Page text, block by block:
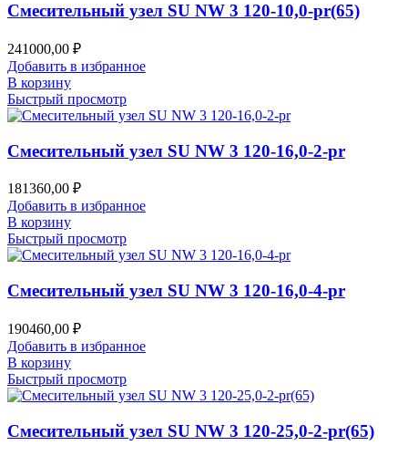
Смесительный узел SU NW 3 120-10,0-pr(65)
241000,00 ₽
Добавить в избранное
В корзину
Быстрый просмотр
Смесительный узел SU NW 3 120-16,0-2-pr
181360,00 ₽
Добавить в избранное
В корзину
Быстрый просмотр
Смесительный узел SU NW 3 120-16,0-4-pr
190460,00 ₽
Добавить в избранное
В корзину
Быстрый просмотр
Смесительный узел SU NW 3 120-25,0-2-pr(65)